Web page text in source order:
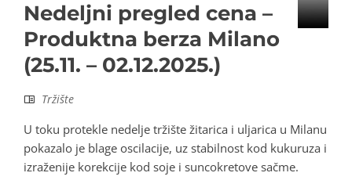
Nedeljni pregled cena –
Produktna berza Milano
(25.11. – 02.12.2025.)
Tržište
U toku protekle nedelje tržište žitarica i uljarica u Milanu
pokazalo je blage oscilacije, uz stabilnost kod kukuruza i
izraženije korekcije kod soje i suncokretove sačme.